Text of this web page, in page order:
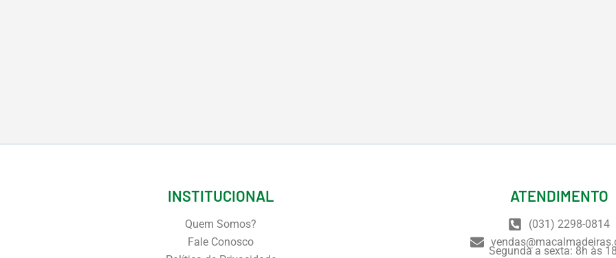
INSTITUCIONAL
Quem Somos?
Fale Conosco
ATENDIMENTO
(031) 2298-0814
Segunda a sexta: 8h às